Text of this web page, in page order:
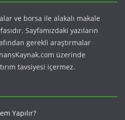
ve borsa ile alakalı makale
Sayfamızdaki yazıların
gerekli araştırmalar
üzerinde
tavsiyesi içermez.
Yapılır?